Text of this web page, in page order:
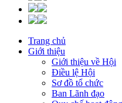
Trang chủ
Giới thiệu
Giới thiệu về Hội
Điều lệ Hội
Sơ đồ tổ chức
Ban Lãnh đạo